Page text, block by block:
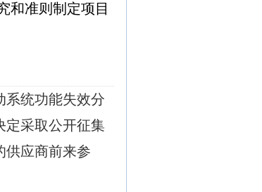
和准则制定项目
系统功能失效分
定采取公开征集
供应商前来参